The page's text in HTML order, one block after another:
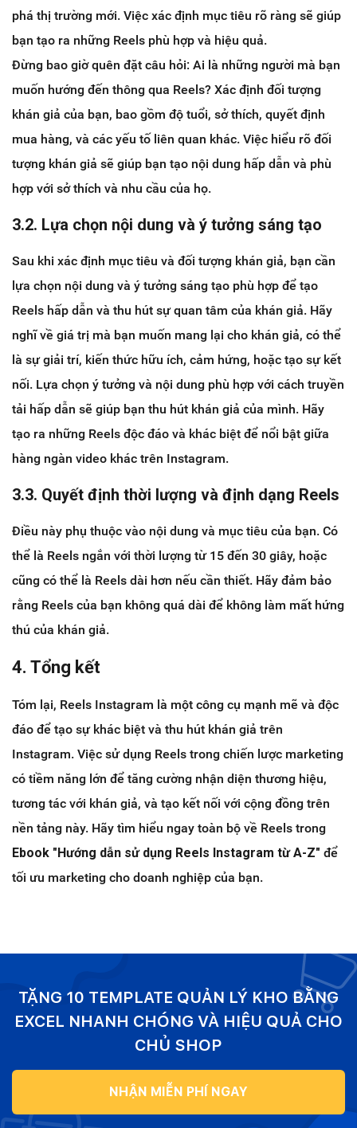
phá thị trường mới. Việc xác định mục tiêu rõ ràng sẽ giúp
bạn tạo ra những Reels phù hợp và hiệu quả.
Đừng bao giờ quên đặt câu hỏi: Ai là những người mà bạn
muốn hướng đến thông qua Reels? Xác định đối tượng
khán giả của bạn, bao gồm độ tuổi, sở thích, quyết định
mua hàng, và các yếu tố liên quan khác. Việc hiểu rõ đối
tượng khán giả sẽ giúp bạn tạo nội dung hấp dẫn và phù
hợp với sở thích và nhu cầu của họ.
3.2. Lựa chọn nội dung và ý tưởng sáng tạo
Sau khi xác định mục tiêu và đối tượng khán giả, bạn cần
lựa chọn nội dung và ý tưởng sáng tạo phù hợp để tạo
Reels hấp dẫn và thu hút sự quan tâm của khán giả. Hãy
nghĩ về giá trị mà bạn muốn mang lại cho khán giả, có thể
là sự giải trí, kiến thức hữu ích, cảm hứng, hoặc tạo sự kết
nối. Lựa chọn ý tưởng và nội dung phù hợp với cách truyền
tải hấp dẫn sẽ giúp bạn thu hút khán giả của mình. Hãy
tạo ra những Reels độc đáo và khác biệt để nổi bật giữa
hàng ngàn video khác trên Instagram.
3.3. Quyết định thời lượng và định dạng Reels
Điều này phụ thuộc vào nội dung và mục tiêu của bạn. Có
thể là Reels ngắn với thời lượng từ 15 đến 30 giây, hoặc
cũng có thể là Reels dài hơn nếu cần thiết. Hãy đảm bảo
rằng Reels của bạn không quá dài để không làm mất hứng
thú của khán giả.
4. Tổng kết
Tóm lại, Reels Instagram là một công cụ mạnh mẽ và độc
đáo để tạo sự khác biệt và thu hút khán giả trên
Instagram. Việc sử dụng Reels trong chiến lược marketing
có tiềm năng lớn để tăng cường nhận diện thương hiệu,
tương tác với khán giả, và tạo kết nối với cộng đồng trên
nền tảng này. Hãy tìm hiểu ngay toàn bộ về Reels trong
Ebook "Hướng dẫn sử dụng Reels Instagram từ A-Z" để
tối ưu marketing cho doanh nghiệp của bạn.
TẶNG 10 TEMPLATE QUẢN LÝ KHO BẰNG
EXCEL NHANH CHÓNG VÀ HIỆU QUẢ CHO
CHỦ SHOP
NHẬN MIỄN PHÍ NGAY